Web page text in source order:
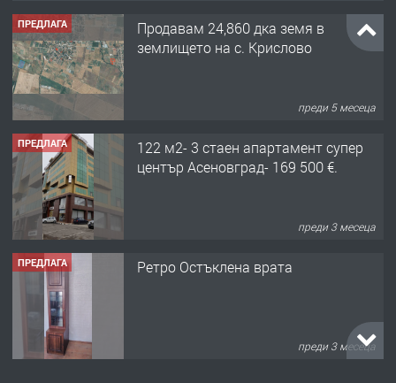
ПРЕДЛАГА
Продавам 24,860 дка земя в
землището на с. Крислово
преди 5 месеца
ПРЕДЛАГА
122 м2- 3 стаен апартамент супер
център Асеновград- 169 500 €.
преди 3 месеца
ПРЕДЛАГА Ретро Остъклена врата
преди 3 месеца